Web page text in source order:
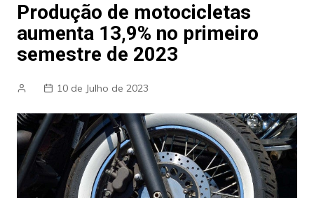
Produção de motocicletas
aumenta 13,9% no primeiro
semestre de 2023
10 de Julho de 2023